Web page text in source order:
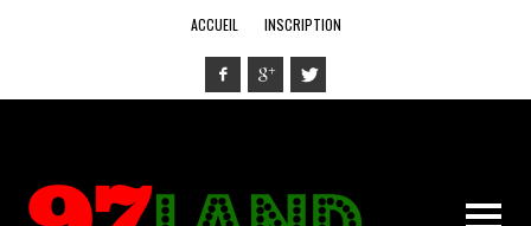
ACCUEIL INSCRIPTION